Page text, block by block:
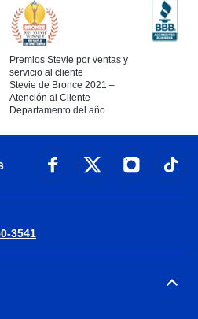
Premios Stevie por ventas y
servicio al cliente
Stevie de Bronce 2021 –
Atención al Cliente
Departamento del año
3541